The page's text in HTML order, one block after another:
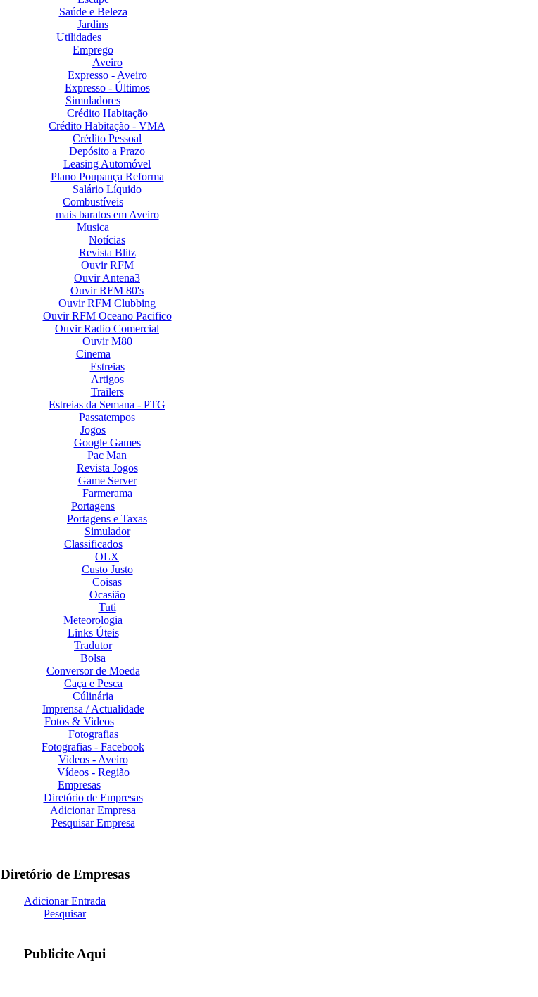
Saúde e Beleza
Jardins
Utilidades
Emprego
Aveiro
Expresso - Aveiro
Expresso - Últimos
Simuladores
Crédito Habitação
Crédito Habitação - VMA
Crédito Pessoal
Depósito a Prazo
Leasing Automóvel
Plano Poupança Reforma
Salário Líquido
Combustíveis
mais baratos em Aveiro
Musica
Notícias
Revista Blitz
Ouvir RFM
Ouvir Antena3
Ouvir RFM 80's
Ouvir RFM Clubbing
Ouvir RFM Oceano Pacifico
Ouvir Radio Comercial
Ouvir M80
Cinema
Estreias
Artigos
Trailers
Estreias da Semana - PTG
Passatempos
Jogos
Google Games
Pac Man
Revista Jogos
Game Server
Farmerama
Portagens
Portagens e Taxas
Simulador
Classificados
OLX
Custo Justo
Coisas
Ocasião
Tuti
Meteorologia
Links Úteis
Tradutor
Bolsa
Conversor de Moeda
Caça e Pesca
Cúlinária
Imprensa / Actualidade
Fotos & Videos
Fotografias
Fotografias - Facebook
Videos - Aveiro
Vídeos - Região
Empresas
Diretório de Empresas
Adicionar Empresa
Pesquisar Empresa
Diretório de Empresas
Adicionar Entrada
Pesquisar
Publicite Aqui